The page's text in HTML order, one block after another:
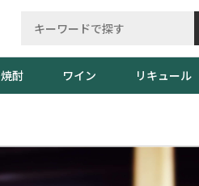
焼酎 ワイン リキュール